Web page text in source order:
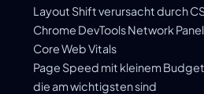
Layout Shift verursacht durch
Chrome DevTools Network
Core Web Vitals
Page Speed mit kleinem
die am wichtigsten sind